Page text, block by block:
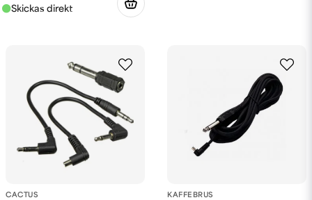
CACTUS KAFFEBRUS